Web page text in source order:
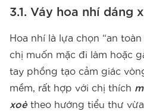
3.1. Váy hoa nhí dáng
Hoa nhí là lựa chọn “an
chị muốn mặc đi làm hoặc
tay phồng tạo cảm giác
mềm, rất hợp với chị thích
xoè theo hướng tiểu thư